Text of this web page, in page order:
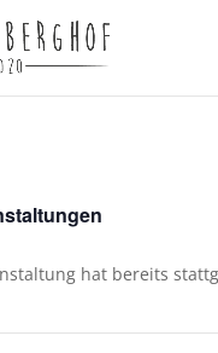
hat bereits